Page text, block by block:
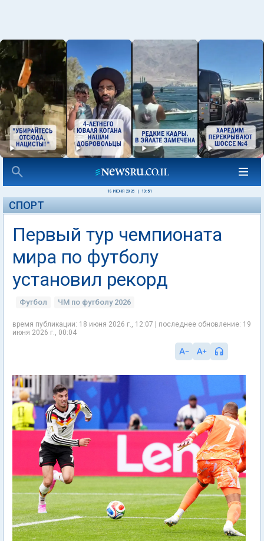
18 ИЮНЯ 2026 10:51
СПОРТ
Первый тур чемпионата
мира по футболу
установил рекорд
Футбол ЧМ по футболу 2026
время публикации: 18 июня 2026 г., 12:07 | последнее обновление: 19
июня 2026 г., 00:04